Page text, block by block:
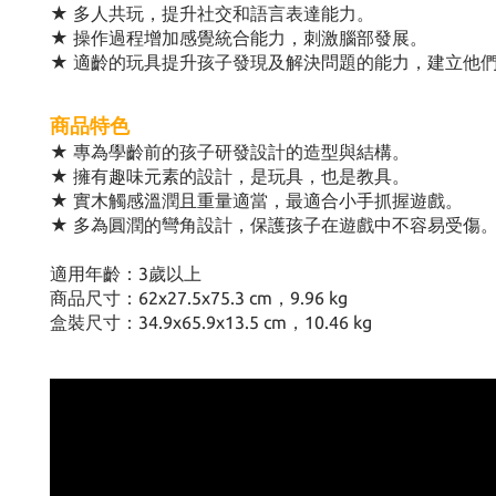
★ 多人共玩，提升社交和語言表達能力。
★ 操作過程增加感覺統合能力，刺激腦部發展。
★ 適齡的玩具提升孩子發現及解決問題的能力，建立他們
商品特色
★ 專為學齡前的孩子研發設計的造型與結構。
★ 擁有趣味元素的設計，是玩具，也是教具。
★ 實木觸感溫潤且重量適當，最適合小手抓握遊戲。
★ 多為圓潤的彎角設計，保護孩子在遊戲中不容易受傷。
適用年齡：3歲以上
商品尺寸：62x27.5x75.3 cm，9.96 kg
盒裝尺寸：34.9x65.9x13.5 cm，10.46 kg